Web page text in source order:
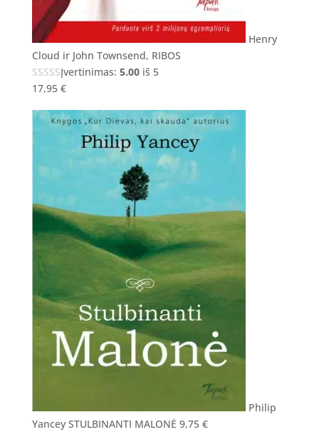
Henry
Cloud ir John Townsend, RIBOS
Įvertinimas: 5.00iš 5
17,95 €
Philip
Yancey STULBINANTI MALONĖ 9,75 €